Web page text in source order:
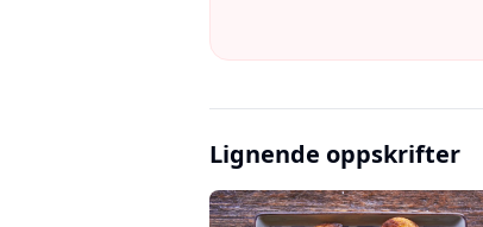
Lignende oppskrifter